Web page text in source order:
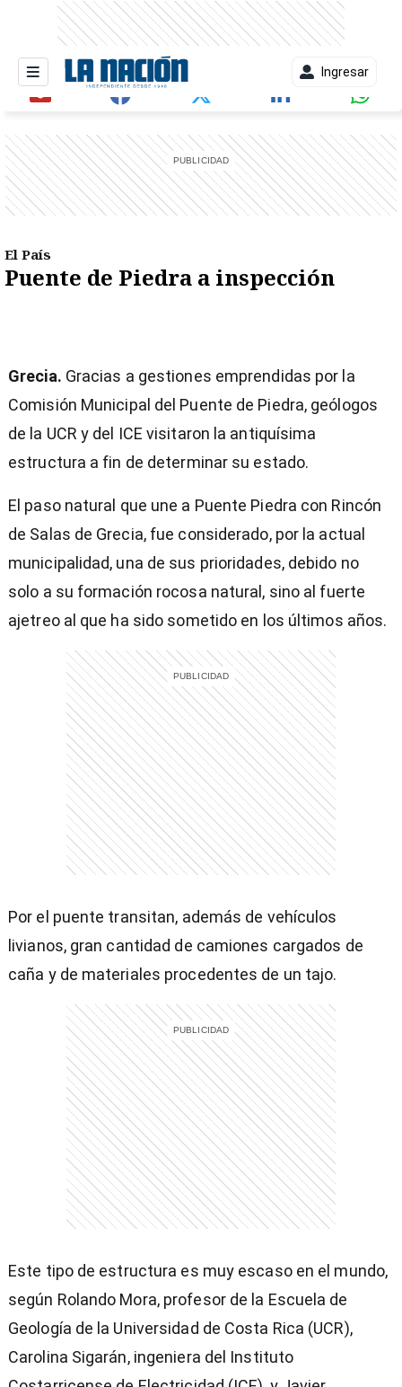
Ingresar
El País
Puente de Piedra a inspección
Grecia. Gracias a gestiones emprendidas por la
Comisión Municipal del Puente de Piedra, geólogos
de la UCR y del ICE visitaron la antiquísima
estructura a fin de determinar su estado.
El paso natural que une a Puente Piedra con Rincón
de Salas de Grecia, fue considerado, por la actual
municipalidad, una de sus prioridades, debido no
solo a su formación rocosa natural, sino al fuerte
ajetreo al que ha sido sometido en los últimos años.
Por el puente transitan, además de vehículos
livianos, gran cantidad de camiones cargados de
caña y de materiales procedentes de un tajo.
Este tipo de estructura es muy escaso en el mundo,
según Rolando Mora, profesor de la Escuela de
Geología de la Universidad de Costa Rica (UCR),
Carolina Sigarán, ingeniera del Instituto